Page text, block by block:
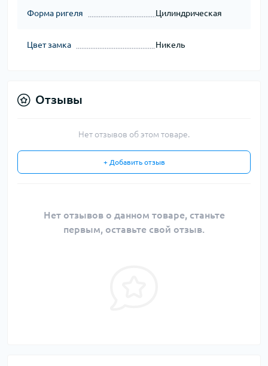
Форма ригеля Цилиндрическая
Цвет замка Никель
Отзывы
Нет отзывов об этом товаре.
+ Добавить отзыв
Нет отзывов о данном товаре, станьте
первым, оставьте свой отзыв.